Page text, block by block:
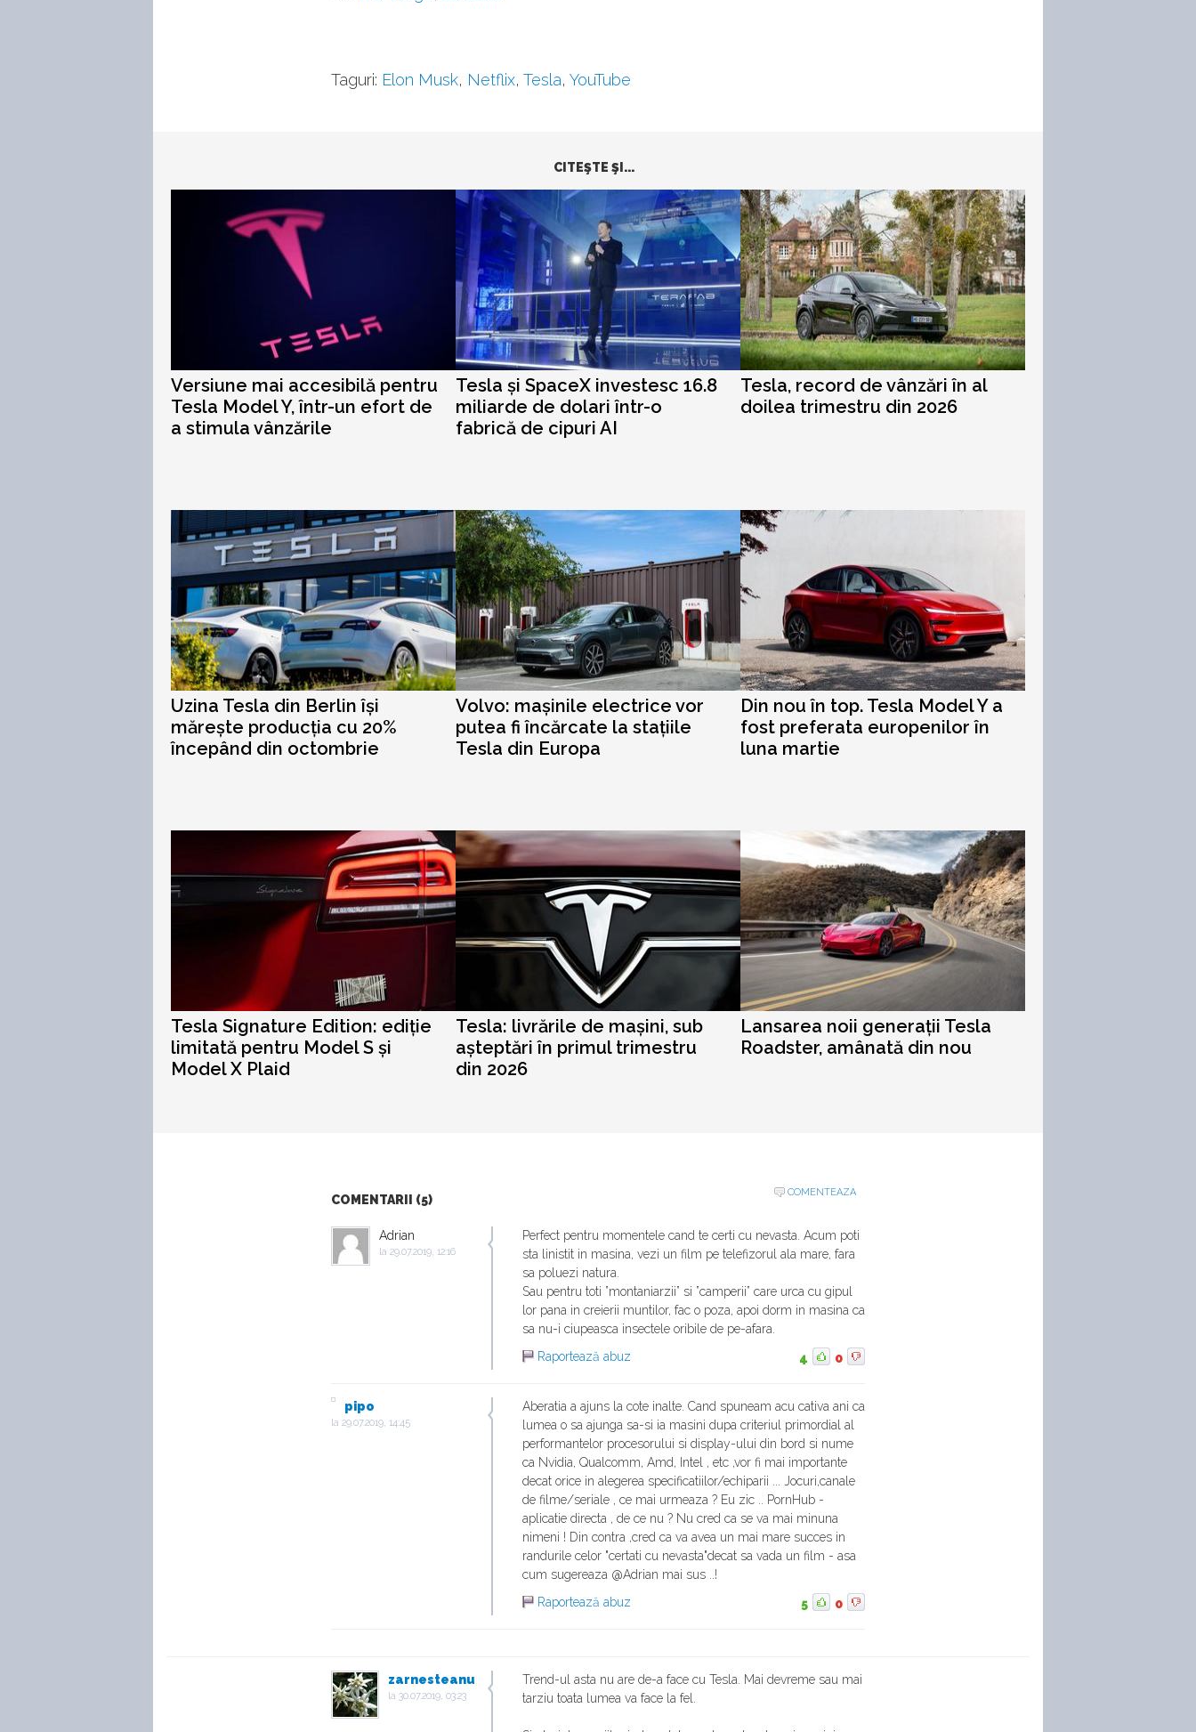
Taguri: Elon Musk, Netflix, Tesla, YouTube
CITEŞTE ŞI...
Versiune mai accesibilă pentru
Tesla Model Y, într-un efort de
a stimula vânzările
Tesla și SpaceX investesc 16.8
miliarde de dolari într-o
fabrică de cipuri AI
Tesla, record de vânzări în al
doilea trimestru din 2026
Uzina Tesla din Berlin își
mărește producția cu 20%
începând din octombrie
Volvo: mașinile electrice vor
putea fi încărcate la stațiile
Tesla din Europa
Din nou în top. Tesla Model Y a
fost preferata europenilor în
luna martie
Tesla Signature Edition: ediție
limitată pentru Model S și
Model X Plaid
Tesla: livrările de mașini, sub
așteptări în primul trimestru
din 2026
Lansarea noii generații Tesla
Roadster, amânată din nou
COMENTARII (5)
COMENTEAZA
Adrian
la 29.07.2019, 12:16
Perfect pentru momentele cand te certi cu nevasta. Acum poti
sta linistit in masina, vezi un film pe telefizorul ala mare, fara
sa poluezi natura.
Sau pentru toti ”montaniarzii” si ”camperii” care urca cu gipul
lor pana in creierii muntilor, fac o poza, apoi dorm in masina ca
sa nu-i ciupeasca insectele oribile de pe-afara.
Raportează abuz
4 0
pipo
la 29.07.2019, 14:45
Aberatia a ajuns la cote inalte. Cand spuneam acu cativa ani ca
lumea o sa ajunga sa-si ia masini dupa criteriul primordial al
performantelor procesorului si display-ului din bord si nume
ca Nvidia, Qualcomm, Amd, Intel , etc ,vor fi mai importante
decat orice in alegerea specificatiilor/echiparii ... Jocuri,canale
de filme/seriale , ce mai urmeaza ? Eu zic .. PornHub -
aplicatie directa , de ce nu ? Nu cred ca se va mai minuna
nimeni ! Din contra ,cred ca va avea un mai mare succes in
randurile celor "certati cu nevasta"decat sa vada un film - asa
cum sugereaza @Adrian mai sus ..!
Raportează abuz
5 0
zarnesteanu
la 30.07.2019, 03:23
Trend-ul asta nu are de-a face cu Tesla. Mai devreme sau mai
tarziu toata lumea va face la fel.